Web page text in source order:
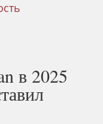
в 2025